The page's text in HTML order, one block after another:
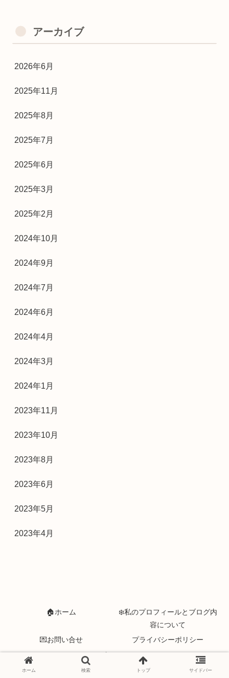
アーカイブ
2026年6月
2025年11月
2025年8月
2025年7月
2025年6月
2025年3月
2025年2月
2024年10月
2024年9月
2024年7月
2024年6月
2024年4月
2024年3月
2024年1月
2023年11月
2023年10月
2023年8月
2023年6月
2023年5月
2023年4月
🏠ホーム
❄️私のプロフィールとブログ内
容について
💌お問い合せ
プライバシーポリシー
sitemap
ホーム 検索 トップ サイドバー